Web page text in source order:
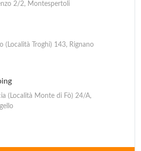
2/2, Montespertoli
(Località Troghi) 143, Rignano
(Località Monte di Fò) 24/A,
(Località Bottai) 2, Impruneta